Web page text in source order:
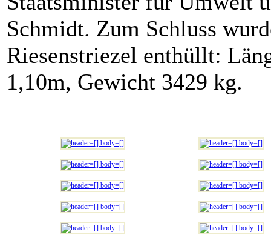
Schmidt. Zum Schluss
Riesenstriezel enthüllt:
1,10m, Gewicht 3429 kg.